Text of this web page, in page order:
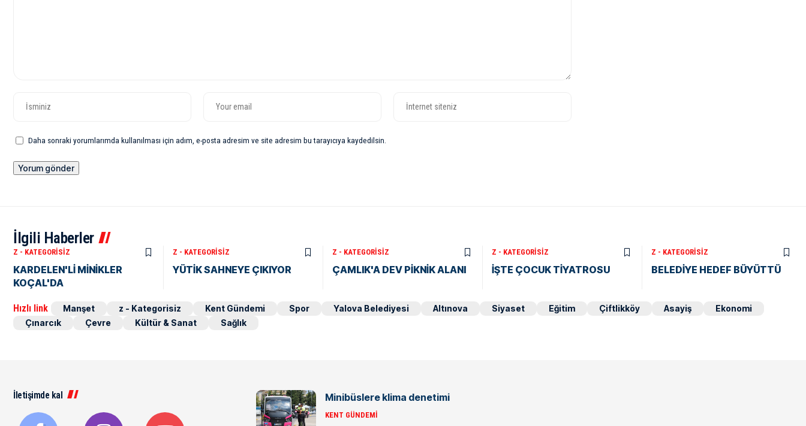
Daha sonraki yorumlarımda kullanılması için adım, e-posta adresim ve site adresim bu tarayıcıya kaydedilsin.
İlgili Haberler
Z - KATEGORISIZ
KARDELEN'Lİ MİNİKLER
KOÇAL'DA
Z - KATEGORISIZ
YÜTİK SAHNEYE ÇIKIYOR
Z - KATEGORISIZ
ÇAMLIK'A DEV PİKNİK ALANI
Z - KATEGORISIZ
İŞTE ÇOCUK TİYATROSU
Z - KATEGORISIZ
BELEDİYE HEDEF BÜYÜTTÜ
Hızlı link Manşet z - Kategorisiz Kent Gündemi Spor Yalova Belediyesi Altınova Siyaset Eğitim Çiftlikköy Asayiş
Ekonomi
Çınarcık
Çevre Kültür & Sanat Sağlık
İletişimde kal Minibüslere klima denetimi
KENT GÜNDEMI